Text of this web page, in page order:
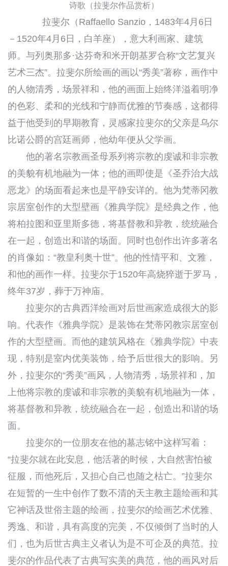
诗歌（拉斐尔作品赏析）
拉斐尔（Raffaello Sanzio，1483年4月6日
－1520年4月6日，白羊座），意大利画家、建筑
师。与列奥那多·达芬奇和米开朗基罗合称“文艺复兴
艺术三杰”。拉斐尔所绘画的画以“秀美”著称，画作中
的人物清秀，场景祥和，他的画面上始终洋溢着明净
的色彩、柔和的光线和宁静而优雅的节奏感，这都得
益于他受到的早期教育，灵感家拉斐尔的父亲是乌尔
比诺公爵的宫廷画师，他幼年便从父学画。
他的著名宗教画圣母系列将宗教的虔诚和非宗教
的美貌有机地融为一体；他的画即使是《圣乔治大战
恶龙》的场面看起来也是平静安详的。他为梵蒂冈教
宗居室创作的大型壁画《雅典学院》是经典之作，他
将柏拉图和亚里斯多德，将基督教和异教，统统融合
在一起，创造出和谐的场面。同时也创作出许多著名
的肖像如：“教皇利奥十世”。他的性情平和、文雅，
和他的画作一样。拉斐尔于1520年高烧猝逝于罗马，
终年37岁，葬于万神庙。
拉斐尔的古典西洋绘画对后世画家造成很大的影
响。代表作《雅典学院》是装饰在梵蒂冈教宗居室创
作的大型壁画。而他的建筑风格在《雅典学院》中表
现，特别是室内优美装饰，给予后世很大的影响。另
外，拉斐尔的“秀美”画风，人物清秀，场景祥和，加
上他将宗教的虔诚和非宗教的美貌有机地融为一体，
将基督教和异教，统统融合在一起，创造出和谐的场
面。
拉斐尔的一位朋友在他的墓志铭中这样写着：
“拉斐尔就在此安息，他活著的时候，大自然害怕被
征服，而他死后，又担心自己也随之枯亡。”拉斐尔
在短暂的一生中创作了数不清的天主教主题绘画和其
它神话及世俗主题的绘画，拉斐尔的绘画艺术优雅、
秀逸、和谐，具有高度的完美，不仅倾倒了当时的人
们，也为后世古典主义者认为是不可企及的典范。拉
斐尔的作品代表了古典写实美的典范，他的画风对后